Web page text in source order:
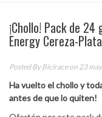
¡Chollo! Pack de
Energy Cereza-
Posted ByBiciraceon 23
Ha vuelto el chollo y
antes de que lo quiten!